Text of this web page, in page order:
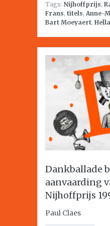
Tags: Nijhoffprijs,
Frans, titels, Anne-
Bart Moeyaert,
Dankballade
aanvaarding
Nijhoffprijs
Paul Claes